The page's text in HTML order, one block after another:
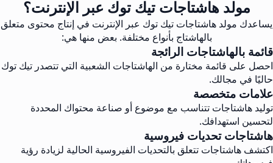
مولد هاشتاجات تيك توك عبر الإنترنت؟
يساعدك مولد هاشتاجات تيك توك عبر الإنترنت في إنتاج محتوى متعلق
بالهاشتاج بأنواع مختلفة. بعض منها هي:
قائمة بالهاشتاجات الرائجة
احصل على قائمة مختارة من الهاشتاجات الشعبية التي تتصدر تيك توك
حاليًا في مجالك.
علامات متخصصة
توليد هاشتاجات تتناسب مع موضوع أو صناعة محتواك المحددة
لتحسين استهدافك.
هاشتاجات تحديات فيروسية
اكتشف هاشتاجات تتعلق بالتحديات الفيروسية الحالية لزيادة رؤية